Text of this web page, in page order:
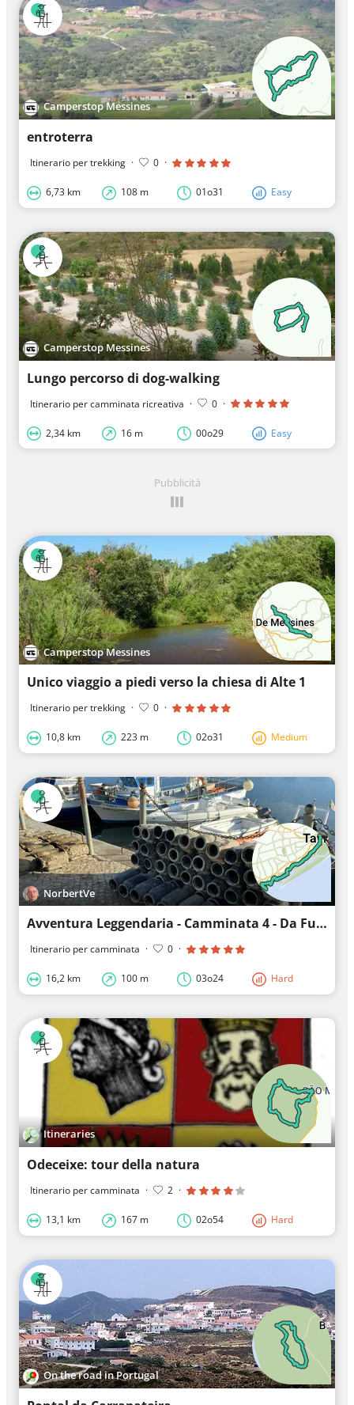
Camperstop Messines
entroterra
Itinerario per trekking · 0 ·
6,73 km 108 m 01o31 Easy
Camperstop Messines
Lungo percorso di dog-walking
Itinerario per camminata ricreativa · 0 ·
2,34 km 16 m 00o29 Easy
Pubblicità
Camperstop Messines
Unico viaggio a piedi verso la chiesa di Alte 1
Itinerario per trekking · 0 ·
10,8 km 223 m 02o31 Medium
NorbertVe
Avventura Leggendaria - Camminata 4 - Da Fuzeta a Tavira
Itinerario per camminata · 0 ·
16,2 km 100 m 03o24 Hard
Itineraries
Odeceixe: tour della natura
Itinerario per camminata · 2 ·
13,1 km 167 m 02o54 Hard
On the road in Portugal